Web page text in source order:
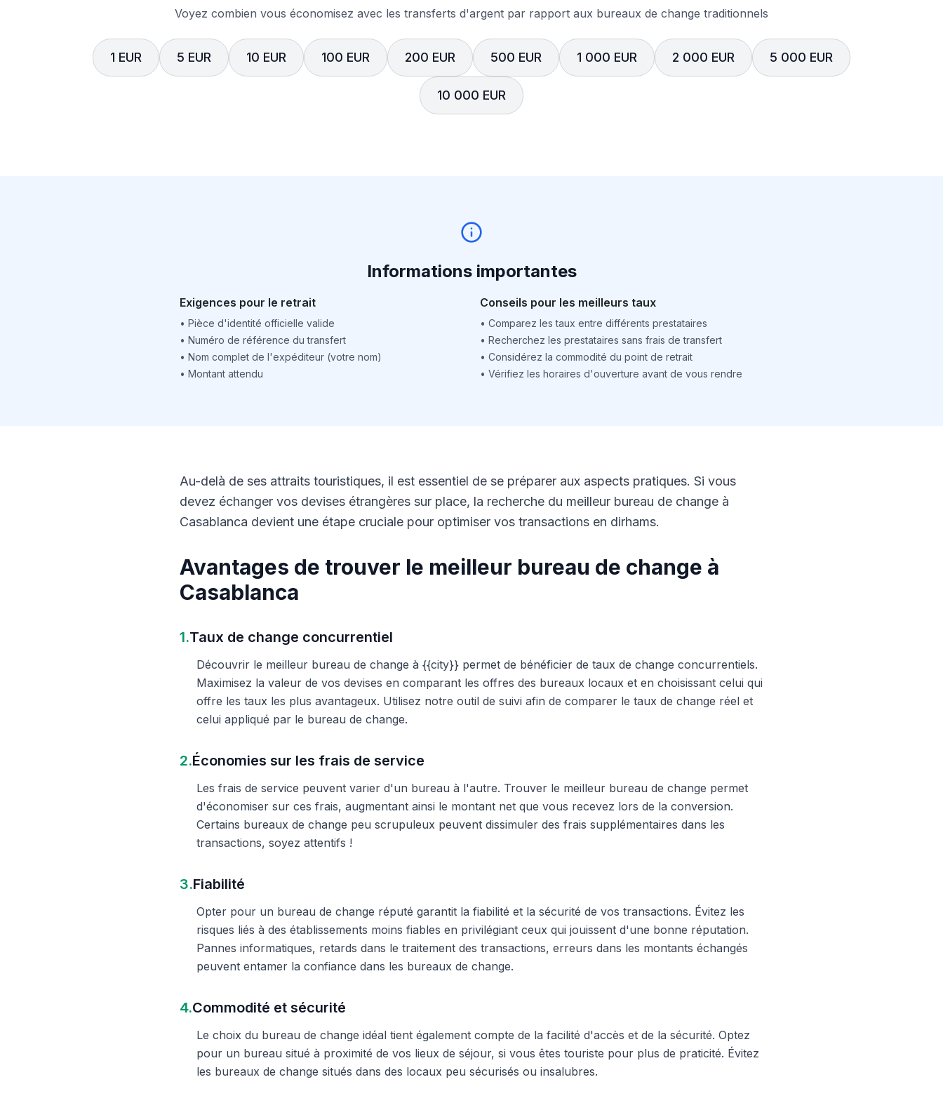
Voyez combien vous économisez avec les transferts d'argent par rapport aux bureaux de change traditionnels
1 EUR 5 EUR 10 EUR 100 EUR 200 EUR 500 EUR 1 000 EUR 2 000 EUR 5 000 EUR
10 000 EUR
Informations importantes
Exigences pour le retrait
• Pièce d'identité officielle valide
• Numéro de référence du transfert
• Nom complet de l'expéditeur (votre nom)
• Montant attendu
Conseils pour les meilleurs taux
• Comparez les taux entre différents prestataires
• Recherchez les prestataires sans frais de transfert
• Considérez la commodité du point de retrait
• Vérifiez les horaires d'ouverture avant de vous rendre
Au-delà de ses attraits touristiques, il est essentiel de se préparer aux aspects pratiques. Si vous
devez échanger vos devises étrangères sur place, la recherche du meilleur bureau de change à
Casablanca devient une étape cruciale pour optimiser vos transactions en dirhams.
Avantages de trouver le meilleur bureau de change à
Casablanca
1.Taux de change concurrentiel
Découvrir le meilleur bureau de change à {{city}} permet de bénéficier de taux de change concurrentiels.
Maximisez la valeur de vos devises en comparant les offres des bureaux locaux et en choisissant celui qui
offre les taux les plus avantageux. Utilisez notre outil de suivi afin de comparer le taux de change réel et
celui appliqué par le bureau de change.
2.Économies sur les frais de service
Les frais de service peuvent varier d'un bureau à l'autre. Trouver le meilleur bureau de change permet
d'économiser sur ces frais, augmentant ainsi le montant net que vous recevez lors de la conversion.
Certains bureaux de change peu scrupuleux peuvent dissimuler des frais supplémentaires dans les
transactions, soyez attentifs !
3.Fiabilité
Opter pour un bureau de change réputé garantit la fiabilité et la sécurité de vos transactions. Évitez les
risques liés à des établissements moins fiables en privilégiant ceux qui jouissent d'une bonne réputation.
Pannes informatiques, retards dans le traitement des transactions, erreurs dans les montants échangés
peuvent entamer la confiance dans les bureaux de change.
4.Commodité et sécurité
Le choix du bureau de change idéal tient également compte de la facilité d'accès et de la sécurité. Optez
pour un bureau situé à proximité de vos lieux de séjour, si vous êtes touriste pour plus de praticité. Évitez
les bureaux de change situés dans des locaux peu sécurisés ou insalubres.